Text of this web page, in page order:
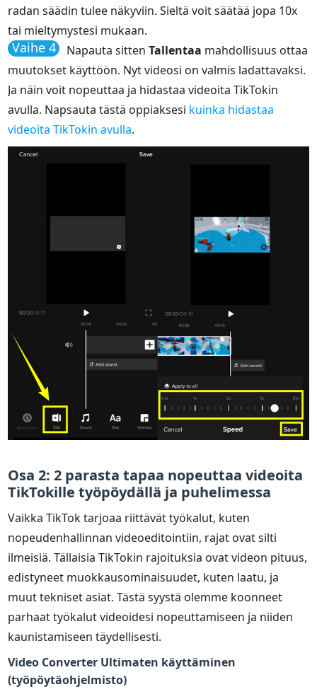
radan säädin tulee näkyviin. Sieltä voit säätää jopa 10x
tai mieltymystesi mukaan.
Vaihe 4 Napauta sittenTallentaa mahdollisuus ottaa
muutokset käyttöön. Nyt videosi on valmis ladattavaksi.
Ja näin voit nopeuttaa ja hidastaa videoita TikTokin
avulla. Napsauta tästä oppiaksesi kuinka hidastaa
videoita TikTokin avulla.
Osa 2: 2 parasta tapaa nopeuttaa videoita
TikTokille työpöydällä ja puhelimessa
Vaikka TikTok tarjoaa riittävät työkalut, kuten
nopeudenhallinnan videoeditointiin, rajat ovat silti
ilmeisiä. Tällaisia TikTokin rajoituksia ovat videon pituus,
edistyneet muokkausominaisuudet, kuten laatu, ja
muut tekniset asiat. Tästä syystä olemme koonneet
parhaat työkalut videoidesi nopeuttamiseen ja niiden
kaunistamiseen täydellisesti.
Video Converter Ultimaten käyttäminen
(työpöytäohjelmisto)